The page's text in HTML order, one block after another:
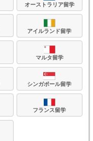
オーストラリア留学
アイルランド留学
マルタ留学
シンガポール留学
フランス留学